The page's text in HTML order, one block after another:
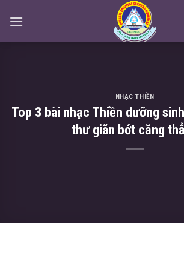
NHẠC THIỀN
Top 3 bài nhạc Thiền dưỡng
thư giãn bớt căng